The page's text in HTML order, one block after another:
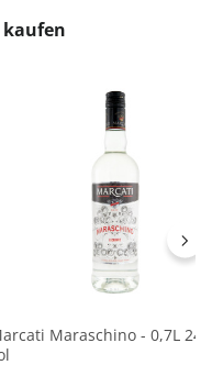
Maraschino - 0,7L